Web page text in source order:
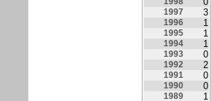
1997 3
1996 1
1995 1
1994 1
1993 0
1992 2
1991 0
1990 0
1989 1